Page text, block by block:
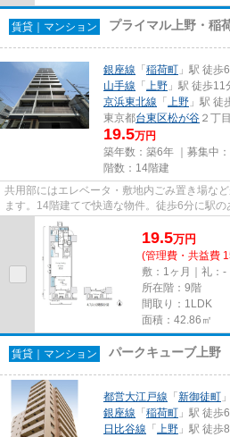
賃貸｜マンション プライマル上野・稲
銀座線 「 稲荷町 」駅 徒歩
山手線 「 上野 」駅 徒歩11
京浜東北線 「 上野 」駅 徒
東京都台東区松が谷 ２丁
19.5万円
築年数：築6年 ｜募集中：
階数：14階建
共用部にはエレベータ・敷地内ごみ置き場な
ます。14階建てで快適な物件。徒歩6分に駅
ちらの物件はマンションです。...
19.5万円
(管理費・共益費
敷：1ヶ月｜礼：-
所在階：9階
間取り：1LDK
面積：42.86㎡
賃貸｜マンション パークキューブ上野
都営大江戸線 「 新御徒町
銀座線 「 稲荷町 」駅 徒歩
日比谷線 「 上野 」駅 徒歩